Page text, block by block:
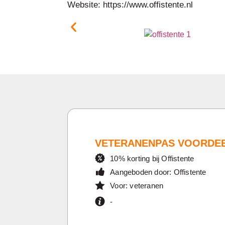
Website: https://www.offistente.nl
VETERANENPAS
10% korting bij Offistente
Aangeboden door: Offistente
Voor: veteranen
-